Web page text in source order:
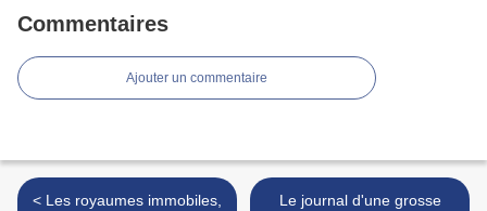
Commentaires
Ajouter un commentaire
< Les royaumes immobiles,
Le journal d'une grosse